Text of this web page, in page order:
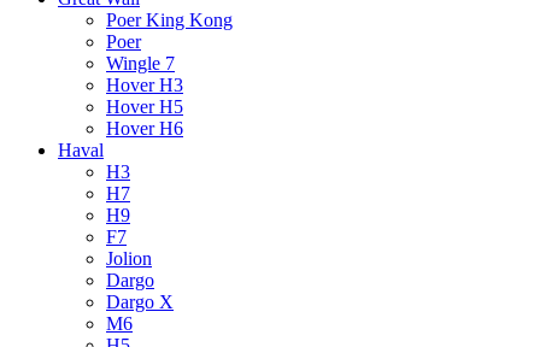
Poer King Kong
Poer
Wingle 7
Hover H3
Hover H5
Hover H6
Haval
H3
H7
H9
F7
Jolion
Dargo
Dargo X
M6